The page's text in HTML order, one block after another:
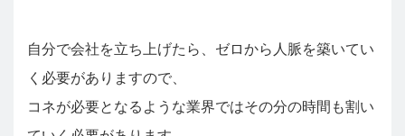
自分で会社を立ち上げたら、ゼロから人脈を築いてい
く必要がありますので、
コネが必要となるような業界ではその分の時間も割い